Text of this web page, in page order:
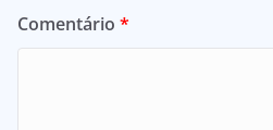
Comentário *